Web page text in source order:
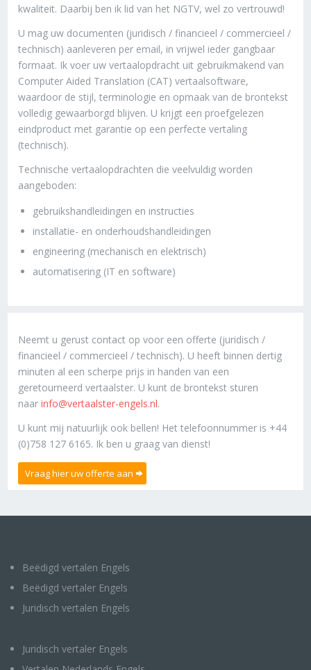
kwaliteit. Daarbij ben ik lid van het NGTV, wel zo vertrouwd!
U mag uw documenten (juridisch / financieel / commercieel /
technisch) aanleveren per email, in vrijwel ieder gangbaar
formaat. Ik voer uw vertaalopdracht uit gebruikmakend van
Computer Aided Translation (CAT) vertaalsoftware,
waardoor de stijl, terminologie en opmaak van de brontekst
volledig gewaarborgd blijven. U krijgt een proefgelezen
eindproduct met garantie op een perfecte vertaling
(technisch).
Technische vertaalopdrachten die veelvuldig worden
aangeboden:
gebruikshandleidingen en instructies
installatie- en onderhoudshandleidingen
engineering (mechanisch en elektrisch)
automatisering (IT en software)
Neemt u gerust contact op voor een offerte (juridisch /
financieel / commercieel / technisch). U heeft binnen dertig
minuten al een scherpe prijs in handen van een
geretourneerd vertaalster. U kunt de brontekst sturen
naarinfo@vertaalster-engels.nl.
U kunt mij natuurlijk ook bellen! Het telefoonnummer is +44
(0)758 127 6165. Ik ben u graag van dienst!
Vraag hier uw offerte aan
Beëdigd vertalen Engels
Beëdigd vertaler Engels
Juridisch vertalen Engels
Juridisch vertaler Engels